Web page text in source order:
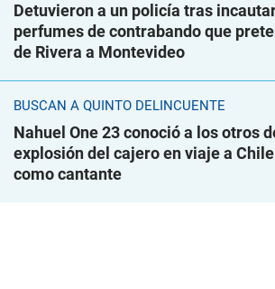
Detuvieron a un policía tras
perfumes de contrabando que
de Rivera a Montevideo
BUSCAN A QUINTO DELINCUENTE
Nahuel One 23 conoció a los otros
explosión del cajero en viaje a
como cantante